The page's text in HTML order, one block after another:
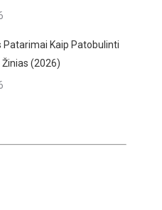
Patarimai Kaip Patobulinti
(2026)